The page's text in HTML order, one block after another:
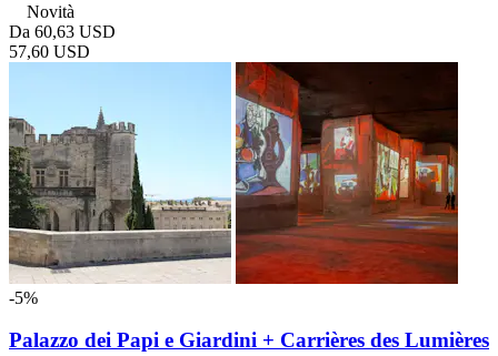
Novità
Da 60,63 USD
57,60 USD
-5%
Palazzo dei Papi e Giardini + Carrières des Lumières